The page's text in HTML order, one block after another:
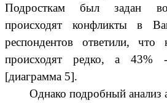
Подросткам был задан
происходят конфликты в
респондентов ответили,
происходят редко, а 43%
[диаграмма 5].
Однако подробный анализ